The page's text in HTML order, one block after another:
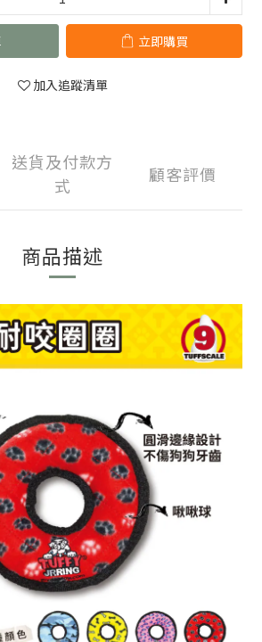
立即購買
加入追蹤清單
送貨及付款方
式
顧客評價
商品描述